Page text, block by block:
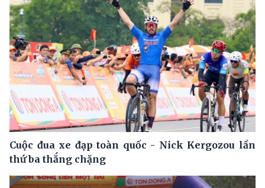
Cuộc đua xe đạp toàn quốc - Nick Kergozou lần
thứ ba thắng chặng